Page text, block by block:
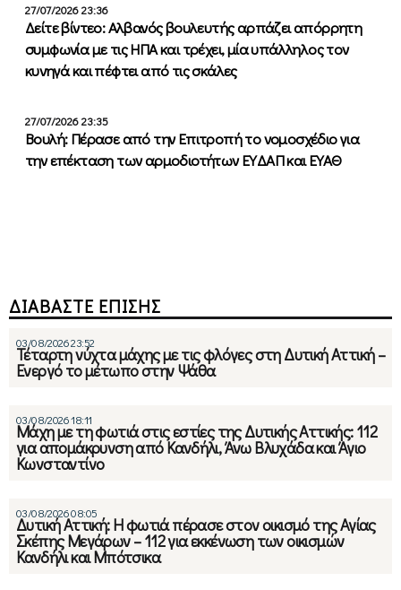
27/07/2026 23:36
Δείτε βίντεο: Αλβανός βουλευτής αρπάζει απόρρητη
συμφωνία με τις ΗΠΑ και τρέχει, μία υπάλληλος τον
κυνηγά και πέφτει από τις σκάλες
27/07/2026 23:35
Βουλή: Πέρασε από την Επιτροπή το νομοσχέδιο για
την επέκταση των αρμοδιοτήτων ΕΥΔΑΠ και ΕΥΑΘ
ΔΙΑΒΑΣΤΕ ΕΠΙΣΗΣ
03/08/2026 23:52
Τέταρτη νύχτα μάχης με τις φλόγες στη Δυτική Αττική –
Ενεργό το μέτωπο στην Ψάθα
03/08/2026 18:11
Μάχη με τη φωτιά στις εστίες της Δυτικής Αττικής: 112
για απομάκρυνση από Κανδήλι, Άνω Βλυχάδα και Άγιο
Κωνσταντίνο
03/08/2026 08:05
Δυτική Αττική: H φωτιά πέρασε στον οικισμό της Αγίας
Σκέπης Μεγάρων – 112 για εκκένωση των οικισμών
Κανδήλι και Μπότσικα